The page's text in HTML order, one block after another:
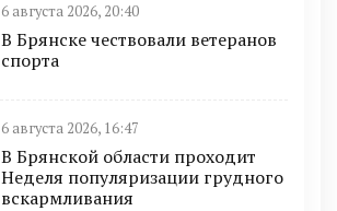
6 августа 2026, 20:40
В Брянске чествовали ветеранов
спорта
6 августа 2026, 16:47
В Брянской области проходит
Неделя популяризации грудного
вскармливания